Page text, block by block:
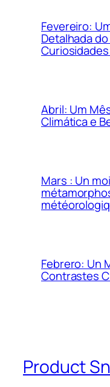
Fevereiro:
Detalhada
Abril: Um
Climática e
Mars : Un
Febrero: Un
Contrastes
Product